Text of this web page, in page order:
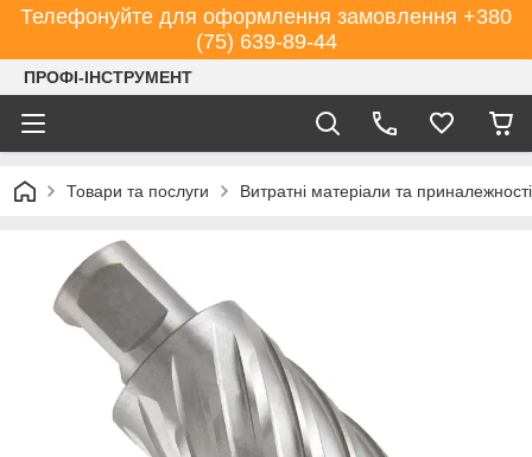
Телефонуйте для оформлення замовлення +380
(75) 639-89-44
ПРОФІ-ІНСТРУМЕНТ
Товари та послуги Витратні матеріали та